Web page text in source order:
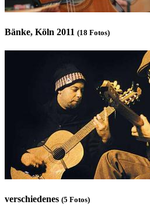
Bänke, Köln 2011 (18 Fotos)
verschiedenes (5 Fotos)